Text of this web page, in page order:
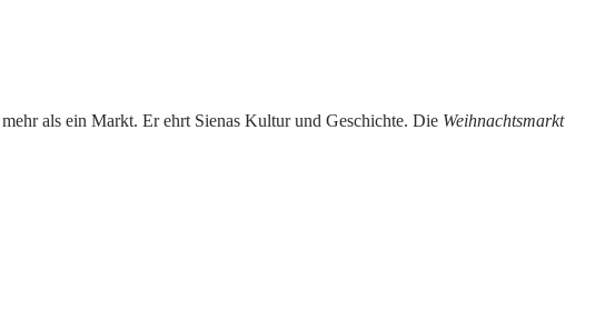
als ein Markt. Er ehrt Sienas Kultur und Geschichte. Die Weihnachtsmarkt